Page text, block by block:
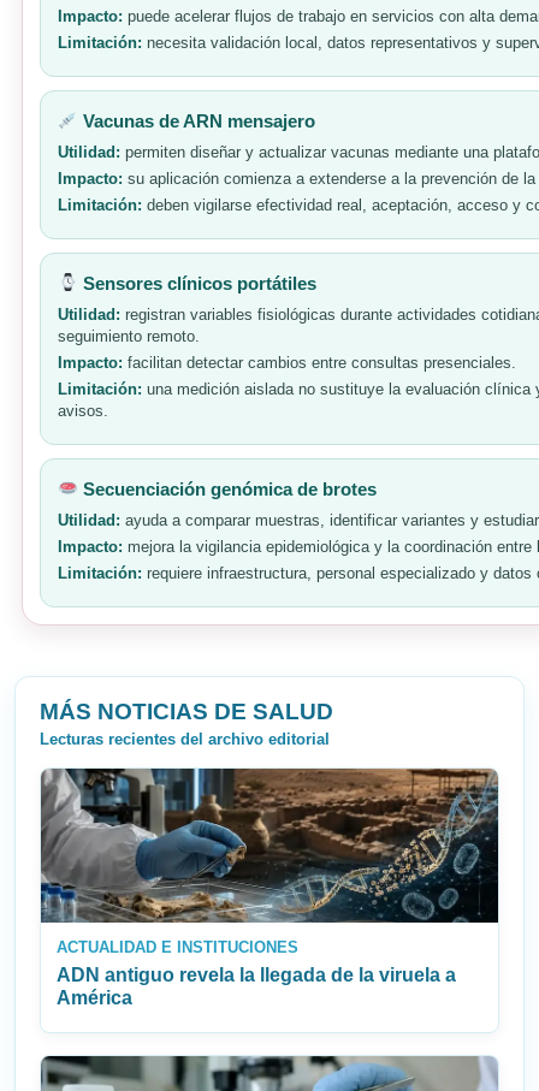
Impacto: puede acelerar flujos de trabajo en servicios con alta
Limitación: necesita validación local, datos representativos y
Vacunas de ARN mensajero
Utilidad: permiten diseñar y actualizar vacunas mediante una
Impacto: su aplicación comienza a extenderse a la prevención de
Limitación: deben vigilarse efectividad real, aceptación, acceso y
Sensores clínicos portátiles
Utilidad: registran variables fisiológicas durante actividades
seguimiento remoto.
Impacto: facilitan detectar cambios entre consultas presenciales.
Limitación: una medición aislada no sustituye la evaluación clínica
avisos.
Secuenciación genómica de brotes
Utilidad: ayuda a comparar muestras, identificar variantes y
Impacto: mejora la vigilancia epidemiológica y la coordinación entre
Limitación: requiere infraestructura, personal especializado y
MÁS NOTICIAS DE SALUD
Lecturas recientes del archivo editorial
ACTUALIDAD E INSTITUCIONES
ADN antiguo revela la llegada de la viruela a
América